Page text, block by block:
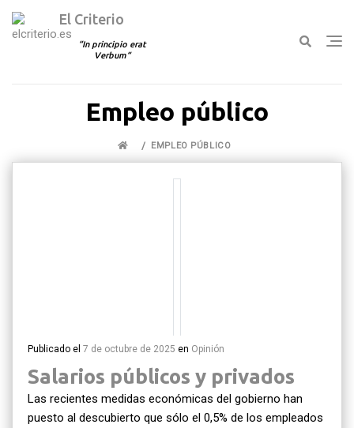
El Criterio
In principio erat
Verbum
Empleo público
EMPLEO PÚBLICO
Publicado el 7 de octubre de 2025 en Opinión
Salarios públicos y privados
Las recientes medidas económicas del gobierno han
puesto al descubierto que sólo el 0,5% de los empleados